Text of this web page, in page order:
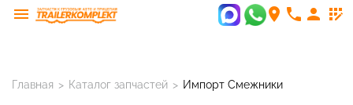
menu room phone person app_registration
Главная > Каталог запчастей > Импорт Смежники